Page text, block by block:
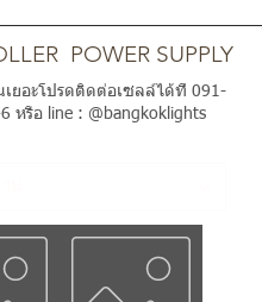
POWER SUPPLY
เยอะโปรดติดต่อเซลล์ได้ที่ 091-
หรือ line : @bangkoklights